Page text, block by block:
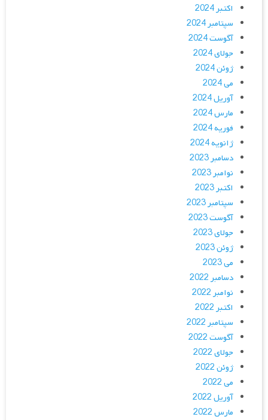
اکتبر 2024
سپتامبر 2024
آگوست 2024
جولای 2024
ژوئن 2024
می 2024
آوریل 2024
مارس 2024
فوریه 2024
ژانویه 2024
دسامبر 2023
نوامبر 2023
اکتبر 2023
سپتامبر 2023
آگوست 2023
جولای 2023
ژوئن 2023
می 2023
دسامبر 2022
نوامبر 2022
اکتبر 2022
سپتامبر 2022
آگوست 2022
جولای 2022
ژوئن 2022
می 2022
آوریل 2022
مارس 2022